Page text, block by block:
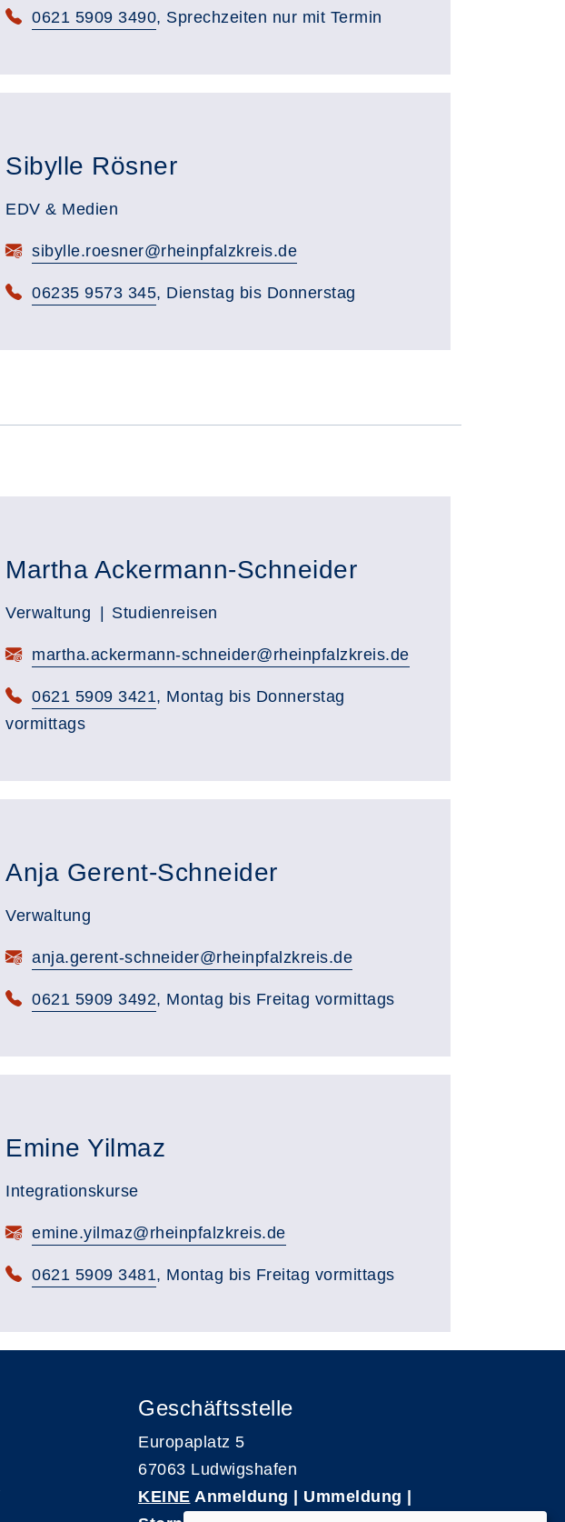
0621 5909 3490, Sprechzeiten nur mit Termin
Sibylle Rösner
EDV & Medien
sibylle.roesner@rheinpfalzkreis.de
06235 9573 345, Dienstag bis Donnerstag
Martha Ackermann-Schneider
Verwaltung Studienreisen
martha.ackermann-schneider@rheinpfalzkreis.de
0621 5909 3421, Montag bis Donnerstag
vormittags
Anja Gerent-Schneider
Verwaltung
anja.gerent-schneider@rheinpfalzkreis.de
0621 5909 3492, Montag bis Freitag vormittags
Emine Yilmaz
Integrationskurse
emine.yilmaz@rheinpfalzkreis.de
0621 5909 3481, Montag bis Freitag vormittags
Geschäftsstelle
Europaplatz 5
67063 Ludwigshafen
KEINE Anmeldung | Ummeldung |